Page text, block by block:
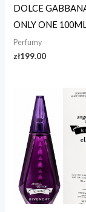
DOLCE
ONLY ONE
Perfumy
zł199.00